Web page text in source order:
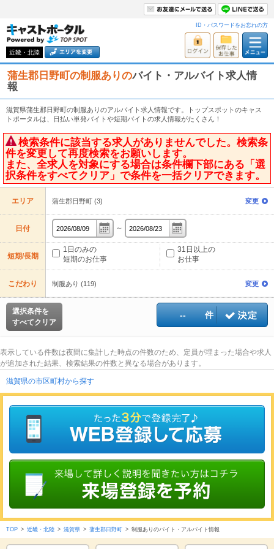
近畿・北陸
ID・パスワードをお忘れの方
蒲生郡日野町の制服ありのバイト・アルバイト求人情
報
滋賀県蒲生郡日野町の制服ありのアルバイト求人情報です。トップスポットのキャス
トポータルは、日払い単発バイトや短期バイトの求人情報がたくさん！
検索条件に該当する求人がありませんでした。検索条
件を変更して再度検索をお願いします。
また、全求人を対象にする場合は条件欄下部にある「選
択条件をすべてクリア」で条件を一括クリアできます。
エリア 蒲生郡日野町 (3) 変更
日付 ～
短期/長期
1日のみの
短期のお仕事
31日以上の
お仕事
こだわり 制服あり (119) 変更
選択条件を
すべてクリア
-- 件
表示している件数は夜間に集計した時点の件数のため、定員が埋まった場合や求人
が追加された結果、検索結果の件数と異なる場合があります。
滋賀県の市区町村から探す
TOP > 近畿・北陸 > 滋賀県 > 蒲生郡日野町 > 制服ありのバイト・アルバイト情報